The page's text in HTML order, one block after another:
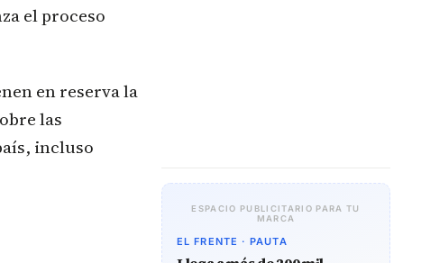
el proceso
en reserva la
las
incluso
ESPACIO PUBLICITARIO PARA TU
MARCA
EL FRENTE · PAUTA